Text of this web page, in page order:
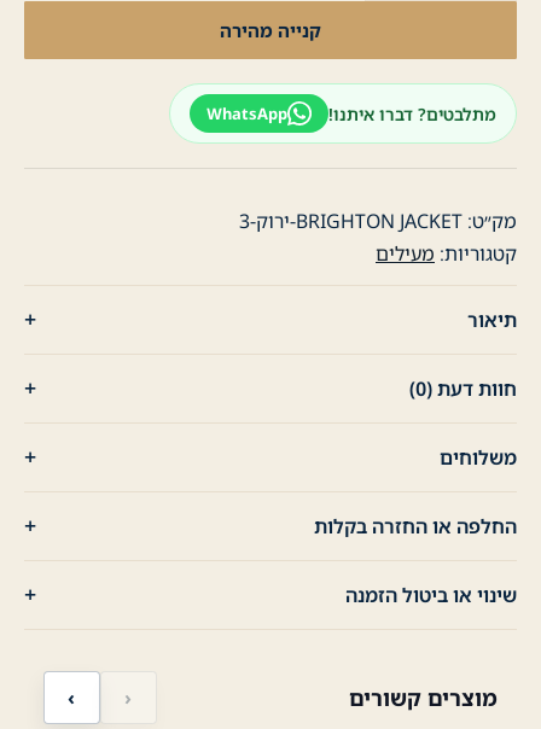
קנייה מהירה
מתלבטים? דברו איתנו! WhatsApp
מק״ט: BRIGHTON JACKET-ירוק-3
קטגוריות: מעילים
תיאור
חוות דעת (0)
משלוחים
החלפה או החזרה בקלות
שינוי או ביטול הזמנה
מוצרים קשורים ‹ ›